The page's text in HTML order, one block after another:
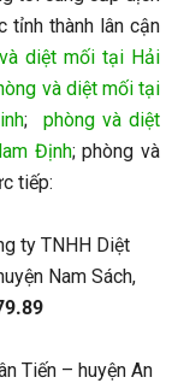
tỉnh thành lân cận
diệt mối tại Hải
và diệt mối tại
; phòng và diệt
Định; phòng và
tiếp:
ty TNHH Diệt
Nam Sách,
Tiến – huyện An